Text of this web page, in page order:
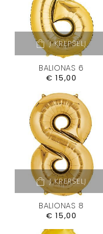
Į KREPŠELĮ
BALIONAS 6
€ 15,00
Į KREPŠELĮ
BALIONAS 8
€ 15,00